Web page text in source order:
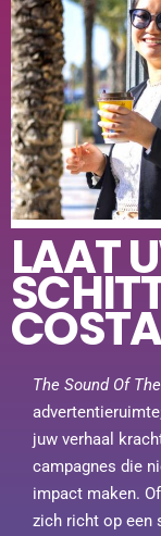
LAAT
The Sound Of
juw verhaal
campagnes die
impact maken.
zich richt op een